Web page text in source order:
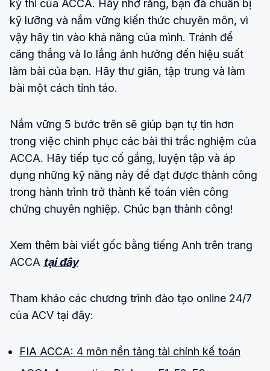
kỳ thi của ACCA. Hãy nhớ rằng, bạn đã chuẩn bị
kỹ lưỡng và nắm vững kiến thức chuyên môn, vì
vậy hãy tin vào khả năng của mình. Tránh để
căng thẳng và lo lắng ảnh hưởng đến hiệu suất
làm bài của bạn. Hãy thư giãn, tập trung và làm
bài một cách tỉnh táo.
Nắm vững 5 bước trên sẽ giúp bạn tự tin hơn
trong việc chinh phục các bài thi trắc nghiệm của
ACCA. Hãy tiếp tục cố gắng, luyện tập và áp
dụng những kỹ năng này để đạt được thành công
trong hành trình trở thành kế toán viên công
chứng chuyên nghiệp. Chúc bạn thành công!
Xem thêm bài viết gốc bằng tiếng Anh trên trang
ACCA tại đây
Tham khảo các chương trình đào tạo online 24/7
của ACV tại đây:
FIA ACCA: 4 môn nền tảng tài chính kế toán